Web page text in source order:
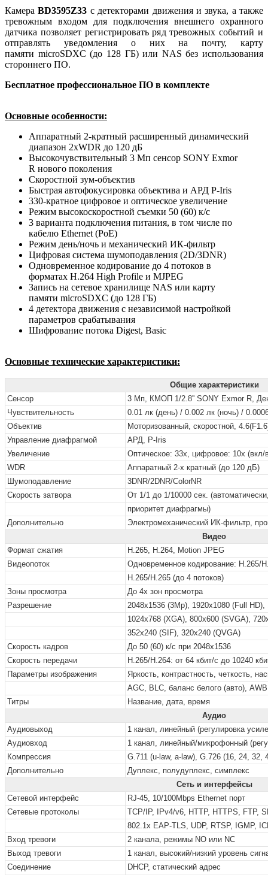
КамераBD3595Z33 c детекторами движения и звука, а также
тревожным входом для подключения внешнего охранного
датчика позволяет регистрировать ряд тревожных событий и
отправлять уведомления о них на почту, карту
памяти microSDXC (до 128 ГБ) или NAS без использования
стороннего ПО.
Бесплатное профессиональное ПО в комплекте
Основные особенности:
Аппаратный 2-кратный расширенный динамический
диапазон 2xWDR до 120 дБ
Высокочувствительный 3 Мп сенсор SONY Exmor
R нового поколения
Скоростной зум-объектив
Быстрая автофокусировка объектива и АРД P-Iris
330-кратное цифровое и оптическое увеличение
Режим высокоскоростной съемки 50 (60) к/с
3 варианта подключения питания, в том числе по
кабелю Ethernet (PoE)
Режим день/ночь и механический ИК-фильтр
Цифровая система шумоподавления (2D/3DNR)
Одновременное кодирование до 4 потоков в
форматах Н.264 High Profile и MJPEG
Запись на сетевое хранилище NAS или карту
памяти microSDXC (до 128 ГБ)
4 детектора движения с независимой настройкой
параметров срабатывания
Шифрование потока Digest, Basic
Основные технические характеристики:
Общие характеристики
Сенсор
3 Мп, КМОП 1/2.8'' SONY Exmor R,
Чувствительность
0.01 лк (день) / 0.002 лк (ночь) /
Объектив
Моторизованный, скоростной,
Управление диафрагмой
АРД,
P-Iris
Увеличение
Оптическое: 33х, цифровое: 10х (вкл/
WDR
Аппаратный 2-х кратный (до 120 дБ)
Шумоподавление
3DNR/2DNR/ColorNR
Скорость затвора
От 1/1 до 1/10000 сек.
приоритет диафрагмы)
Дополнительно
Электромеханический ИК-фильтр,
Видео
Формат сжатия
H.265, H.264, Motion JPEG
Видеопоток
Одновременное кодирование: H.265/
H.265/H.265 (до 4 потоков)
Зоны просмотра
До 4х зон просмотра
Разрешение
2048x1536 (3Mp), 1920x1080 (Full
1024х768 (XGA), 800x600 (SVGA),
352х240 (SIF) , 320х240 (QVGA)
Скорость кадров
До 50 (60) к/с при 2048x1536
Скорость передачи
Н.265/Н.264: от 64 кбит/с до 10240
Параметры изображения
Яркость, контрастность, четкость,
AGC , BLC, баланс белого (авто),
Титры
Название, дата, время
Аудио
Аудиовыход
1 канал, линейный (регулировка
Аудиовход
1 канал, линейный/микрофонный
Компрессия
G.711 (u-law, a-law), G.726 (16, 24, 32,
Дополнительно
Дуплекс, полудуплекс, симплекс
Сеть и интерфейсы
Сетевой интерфейс
RJ-45, 10/100Mbps Ethernet порт
Сетевые протоколы
TCP/IP, IPv4/v6, HTTP, HTTPS, FTP,
802.1x EAP-TLS, UDP, RTSP, IGMP,
Вход тревоги
2 канала, режимы NO или NC
Выход тревоги
1 канал, высокий/низкий уровень
Соединение
DHCP, статический адрес